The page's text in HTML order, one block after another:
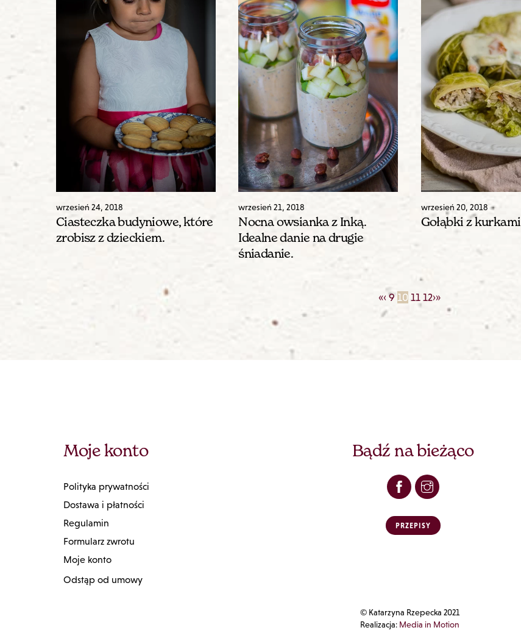
wrzesień 24, 2018
Ciasteczka budyniowe, które
zrobisz z dzieckiem.
wrzesień 21,2018
Nocna owsianka z Inką.
Idealne danie na drugie
śniadanie.
wrzesień 20, 2018
Gołąbki z kurkami
«‹ 9 10 11 12›»
Moje konto
Polityka prywatności
Dostawa i płatności
Regulamin
Formularz zwrotu
Moje konto
Odstąp od umowy
Bądź na bieżąco
PRZEPISY
© Katarzyna Rzepecka 2021
Realizacja: Media in Motion